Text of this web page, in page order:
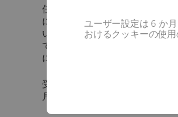
任意公開買い付けにより、ダッ
に非公開取引で株式を売却する
い付けから除外されているEU
て保有されているものを除き、
に取得することを目指していま
受付期間は、2013年12月11日
月29日深夜0時(中央ヨーロッパ
ユーザー設定は 6 か
おけるクッキーの使